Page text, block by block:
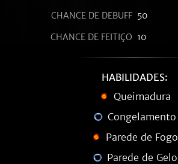
CHANCE DE DEBUFF 50
CHANCE DE FEITIÇO 10
HABILIDADES:
Queimadura
Congelamento
Parede de Fogo
Parede de Gelo